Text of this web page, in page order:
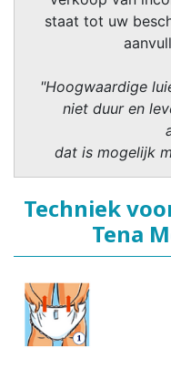
staat tot uw
"Hoogwaardige
niet duur en
dat is mogelijk
Techniek
Tena